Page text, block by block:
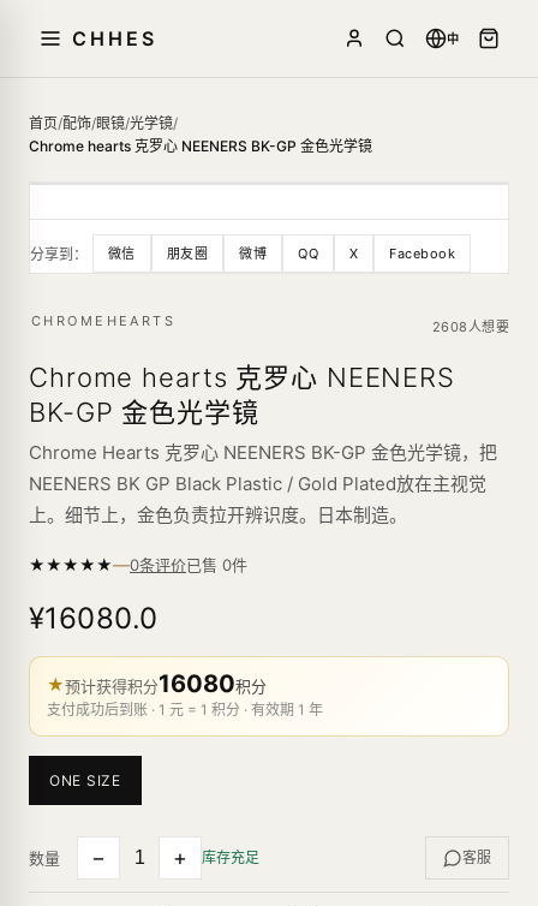
CHHES 中
首页/配饰/眼镜/光学镜/
Chrome hearts 克罗心 NEENERS BK-GP 金色光学镜
分享到： 微信 朋友圈 微博 QQ X Facebook
CHROMEHEARTS 2608人想要
Chrome hearts 克罗心 NEENERS
BK-GP 金色光学镜
Chrome Hearts 克罗心 NEENERS BK-GP 金色光学镜，把
NEENERS BK GP Black Plastic / Gold Plated放在主视觉
上。细节上，金色负责拉开辨识度。日本制造。
★★★★★—0条评价已售 0件
¥16080.0
★预计获得积分16080积分
支付成功后到账 · 1 元 = 1 积分 · 有效期 1 年
ONE SIZE
数量 − + 库存充足 客服